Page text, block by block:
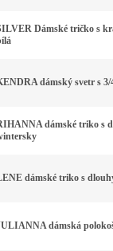
Dámské tričko s
dámský svetr s
dámské triko s
dámské triko s
dámská